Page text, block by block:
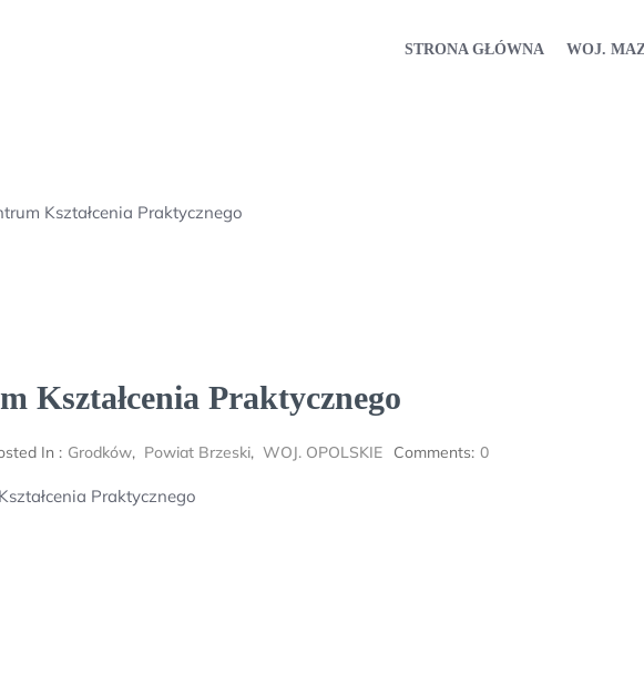
STRONA GŁÓWNA WOJ.
Kształcenia Praktycznego
Kształcenia Praktycznego
In : Grodków, Powiat Brzeski, WOJ. OPOLSKIE Comments: 0
Praktycznego